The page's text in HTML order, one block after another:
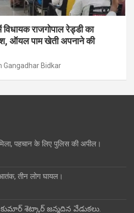
राजगोपाल रेड्डी का
ऑयल पाम खेती अपनाने की
Gangadhar Bidkar
पहचान के लिए पुलिस की अपील।
आतंक, तीन लोग घायल।
శెట్కార్ జన్మదిన వేడుకలు.